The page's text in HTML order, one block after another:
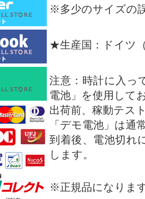
※多少のサイズの
★生産国：ドイツ
注意：時計に入っ
電池」を使用して
出荷前、稼動テス
「デモ電池」は通
到着後、電池切れ
します。
※正規品になりま